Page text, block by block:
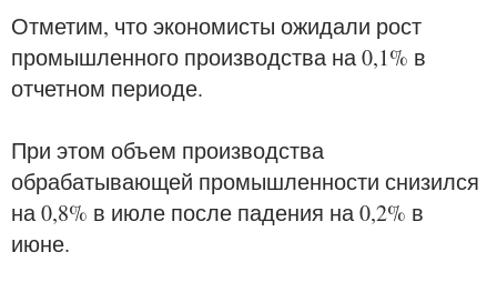
Отметим, что экономисты ожидали рост
промышленного производства на 0,1% в
отчетном периоде.
При этом объем производства
обрабатывающей промышленности снизился
на 0,8% в июле после падения на 0,2% в
июне.